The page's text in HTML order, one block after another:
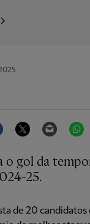
FacebookTwitter Email
o gol da
25.
de 20 candidatos